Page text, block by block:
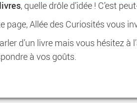
, quelle drôle d’idée ! C’est
page, Allée des Curiosités vous
d’un livre mais vous hésitez à
à vos goûts.